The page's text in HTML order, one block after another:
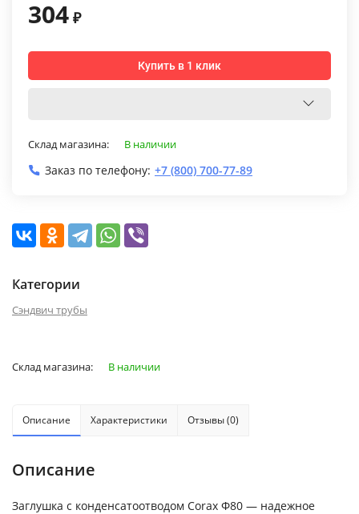
304 ₽
Купить в 1 клик
Склад магазина: В наличии
Заказ по телефону: +7 (800) 700-77-89
Категории
Сэндвич трубы
Склад магазина: В наличии
Описание Характеристики Отзывы (0)
Описание
Заглушка с конденсатоотводом Corax Ф80 — надежное